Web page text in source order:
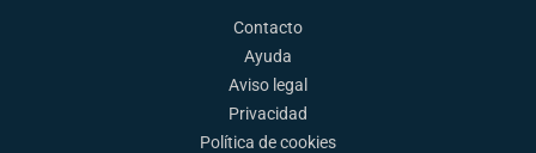
Contacto
Ayuda
Aviso legal
Privacidad
Política de cookies